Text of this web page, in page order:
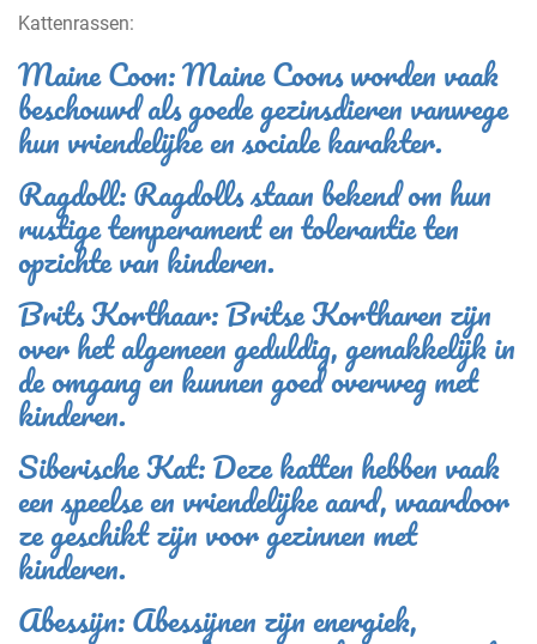
Kattenrassen:
Maine Coon: Maine Coons worden vaak
beschouwd als goede gezinsdieren vanwege
hun vriendelijke en sociale karakter.
Ragdoll: Ragdolls staan bekend om hun
rustige temperament en tolerantie ten
opzichte van kinderen.
Brits Korthaar: Britse Kortharen zijn
over het algemeen geduldig, gemakkelijk in
de omgang en kunnen goed overweg met
kinderen.
Siberische Kat: Deze katten hebben vaak
een speelse en vriendelijke aard, waardoor
ze geschikt zijn voor gezinnen met
kinderen.
Abessijn: Abessijnen zijn energiek,